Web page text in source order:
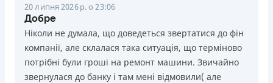
20 липня 2026 р. о 23:06
Добре
Ніколи не думала, що доведеться звертатися до фін
компанії, але склалася така ситуація, що терміново
потрібні були гроші на ремонт машини. Звичайно
звернулася до банку і там мені відмовили( але